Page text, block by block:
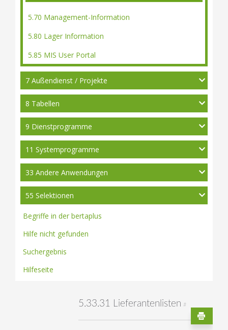
5.70 Management-Information
5.80 Lager Information
5.85 MIS User Portal
7 Außendienst / Projekte
8 Tabellen
9 Dienstprogramme
11 Systemprogramme
33 Andere Anwendungen
55 Selektionen
Begriffe in der bertaplus
Hilfe nicht gefunden
Suchergebnis
Hilfeseite
5.33.31 Lieferantenlisten #